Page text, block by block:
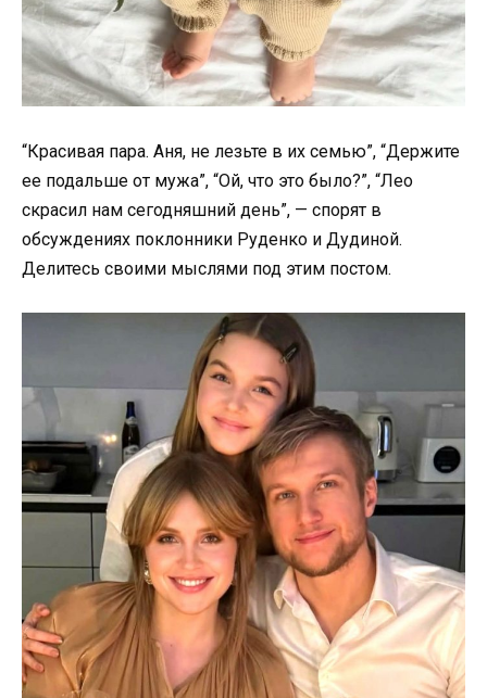
“Красивая пара. Аня, не лезьте в их семью”, “Держите
ее подальше от мужа”, “Ой, что это было?”, “Лео
скрасил нам сегодняшний день”, — спорят в
обсуждениях поклонники Руденко и Дудиной.
Делитесь своими мыслями под этим постом.